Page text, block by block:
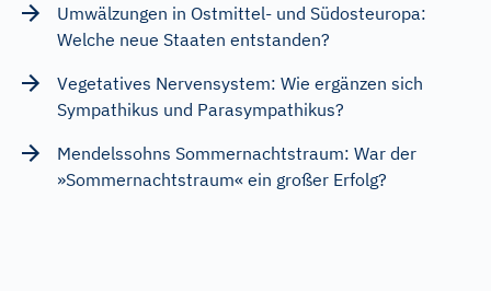
Umwälzungen in Ostmittel- und Südosteuropa:
Welche neue Staaten entstanden?
Vegetatives Nervensystem: Wie ergänzen sich
Sympathikus und Parasympathikus?
Mendelssohns Sommernachtstraum: War der
»Sommernachtstraum« ein großer Erfolg?